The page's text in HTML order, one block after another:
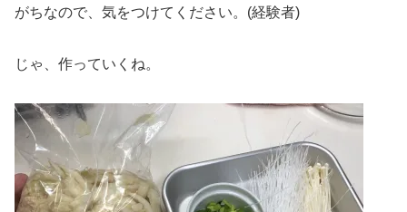
がちなので、気をつけてください。(経験者)
じゃ、作っていくね。